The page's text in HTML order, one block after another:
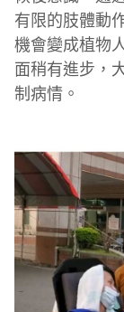
有限的肢體動
機會變成植物
面稍有進步，
制病情。